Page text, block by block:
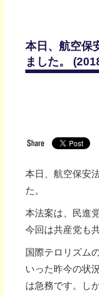
本日、航空保
ました。
本日、航空保安
た。
本法案は、民進
今回は共産党も
国際テロリズム
いった昨今の状
は急務です。し